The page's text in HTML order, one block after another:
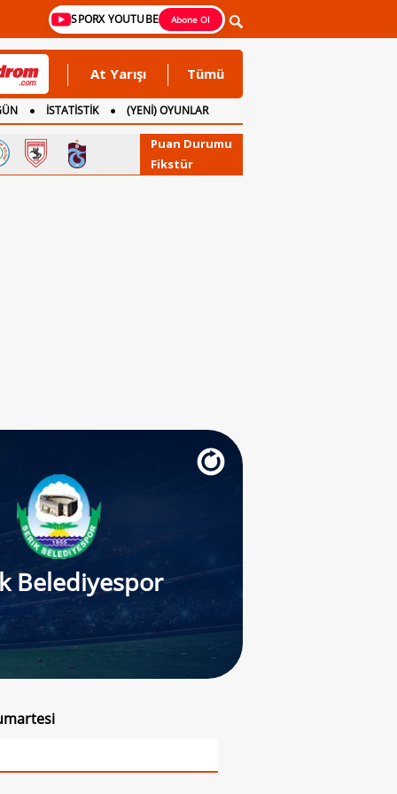
SPORX YOUTUBE Abone Ol
At Yarışı Tümü
İSTATİSTİK
(YENİ) OYUNLAR
Puan Durumu
Fikstür
Belediyespor